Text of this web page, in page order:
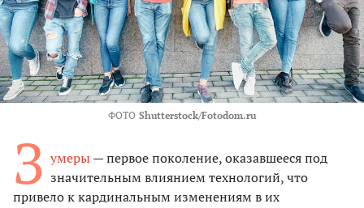
ФОТО Shutterstock/Fotodom.ru
З умеры— первое поколение, оказавшееся под
значительным влиянием технологий, что
привело к кардинальным изменениям в их